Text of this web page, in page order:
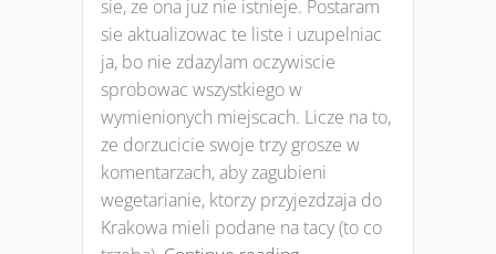
sie, ze ona juz nie istnieje. Postaram
sie aktualizowac te liste i uzupelniac
ja, bo nie zdazylam oczywiscie
sprobowac wszystkiego w
wymienionych miejscach. Licze na to,
ze dorzucicie swoje trzy grosze w
komentarzach, aby zagubieni
wegetarianie, ktorzy przyjezdzaja do
Krakowa mieli podane na tacy (to co